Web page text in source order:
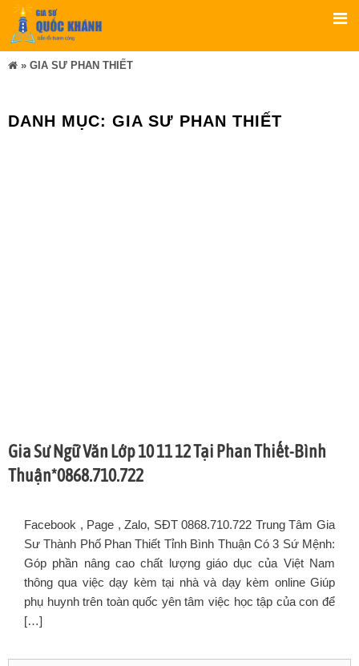
» GIA SƯ PHAN THIẾT
DANH MỤC: GIA SƯ PHAN THIẾT
Gia Sư Ngữ Văn Lớp 10 11 12 Tại Phan Thiết-Bình
Thuận*0868.710.722
Facebook , Page , Zalo, SĐT 0868.710.722 Trung Tâm Gia
Sư Thành Phố Phan Thiết Tỉnh Bình Thuận Có 3 Sứ Mệnh:
Góp phần nâng cao chất lượng giáo dục của Việt Nam
thông qua việc dạy kèm tại nhà và dạy kèm online Giúp
phụ huynh trên toàn quốc yên tâm việc học tập của con để
[…]